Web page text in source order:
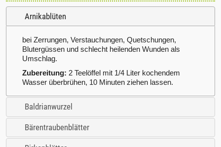
Arnikablüten
bei Zerrungen, Verstauchungen, Quetschungen,
Blutergüssen und schlecht heilenden Wunden als
Umschlag.
Zubereitung: 2 Teelöffel mit 1/4 Liter kochendem
Wasser überbrühen, 10 Minuten ziehen lassen.
Baldrianwurzel
Bärentraubenblätter